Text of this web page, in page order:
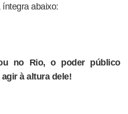
abaixo:
no Rio, o poder público
à altura dele!